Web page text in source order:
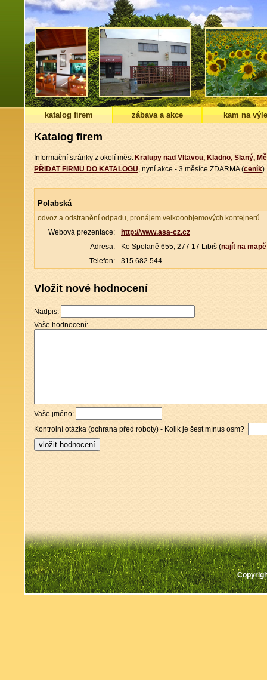
katalog firem zábava a akce kam na
Katalog firem
Informační stránky z okolí měst Kralupy nad Vltavou, Kladno, Slaný,
PŘIDAT FIRMU DO KATALOGU, nyní akce - 3 měsíce ZDARMA (ceník)
Polabská
odvoz a odstranění odpadu, pronájem velkooobjemových kontejnerů
Webová prezentace:
http://www.asa-cz.cz
Adresa:
Ke Spolaně 655, 277 17 Libiš (najít na mapě
Telefon:
315 682 544
Vložit nové hodnocení
Nadpis:
Vaše hodnocení:
Vaše jméno:
Kontrolní otázka (ochrana před roboty) - Kolik je šest mínus osm?